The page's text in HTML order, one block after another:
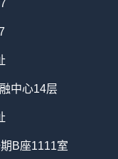
中心14层
B座1111室